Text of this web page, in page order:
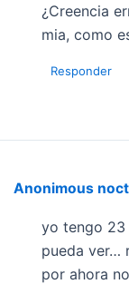
¿Creencia
mia, como
Responder
Anonimous
yo tengo 23
pueda ver…
por ahora